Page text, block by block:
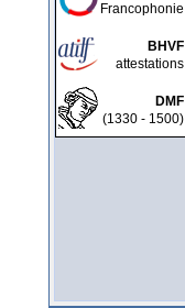
Francophonie
BHVF
attestations
DMF
(1330 - 1500)